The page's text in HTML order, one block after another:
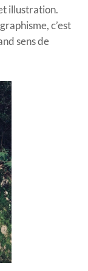
illustration.
c’est
sens de